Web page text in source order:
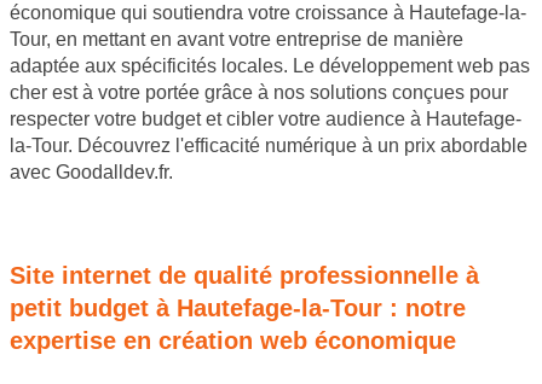
économique qui soutiendra votre croissance à Hautefage-la-
Tour, en mettant en avant votre entreprise de manière
adaptée aux spécificités locales. Le développement web pas
cher est à votre portée grâce à nos solutions conçues pour
respecter votre budget et cibler votre audience à Hautefage-
la-Tour. Découvrez l'efficacité numérique à un prix abordable
avec Goodalldev.fr.
Site internet de qualité professionnelle à
petit budget à Hautefage-la-Tour : notre
expertise en création web économique